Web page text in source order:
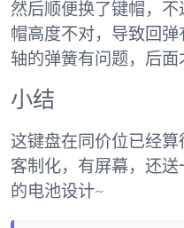
然后顺便换了键帽，
帽高度不对，导致回
轴的弹簧有问题，后
小结
这键盘在同价位已经
客制化，有屏幕，还
的电池设计~